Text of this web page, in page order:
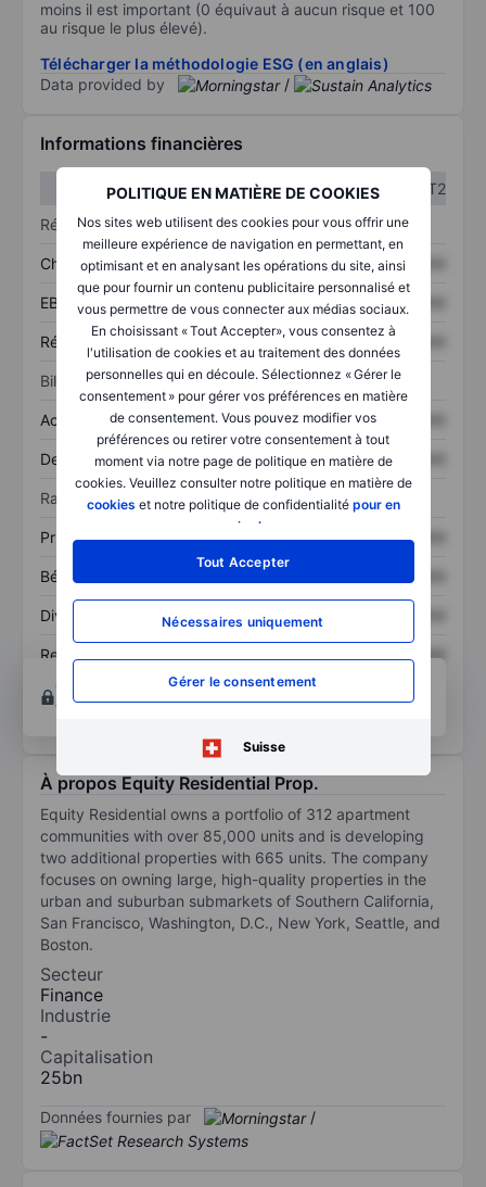
POLITIQUE EN MATIÈRE DE COOKIES
Nos sites web utilisent des cookies pour vous offrir une
meilleure expérience de navigation en permettant, en
optimisant et en analysant les opérations du site, ainsi
que pour fournir un contenu publicitaire personnalisé et
vous permettre de vous connecter aux médias sociaux.
En choisissant « Tout Accepter», vous consentez à
l'utilisation de cookies et au traitement des données
personnelles qui en découle. Sélectionnez « Gérer le
consentement » pour gérer vos préférences en matière
de consentement. Vous pouvez modifier vos
préférences ou retirer votre consentement à tout
moment via notre page de politique en matière de
cookies. Veuillez consulter notre politique en matière de
cookies et notre politique de confidentialité pour en
savoir plus
Tout Accepter
Nécessaires uniquement
Gérer le consentement
Suisse
moins il est important (0 équivaut à aucun risque et 100
au risque le plus élevé).
Télécharger la méthodologie ESG (en anglais)
Data provided by
/
Informations financières
T1
T2
Résultats
Chiffre d’affaires XXXXXXX XXXXXXX
EBITDA XXXXXXX XXXXXXX
Résultat net XXXXXXX XXXXXXX
Bilan
Actifs totaux XXXXXXX
Dette totale XXXXXXX XXXXXXX
Ratios
Prix / ventes XXXXXXX XXXXXXX
Bénéfice par action XXXXXXX XXXXXXX
Dividende par action XXXXXXX
Rendement des
XXXXXXX
Ouvrir un comptepour accéder à d’autres outils
techniques et d’analyse.
À propos Equity Residential Prop.
Equity Residential owns a portfolio of 312 apartment
communities with over 85,000 units and is developing
two additional properties with 665 units. The company
focuses on owning large, high-quality properties in the
urban and suburban submarkets of Southern California,
San Francisco, Washington, D.C., New York, Seattle, and
Boston.
Secteur
Finance
Industrie
-
Capitalisation
25bn
Données fournies par /